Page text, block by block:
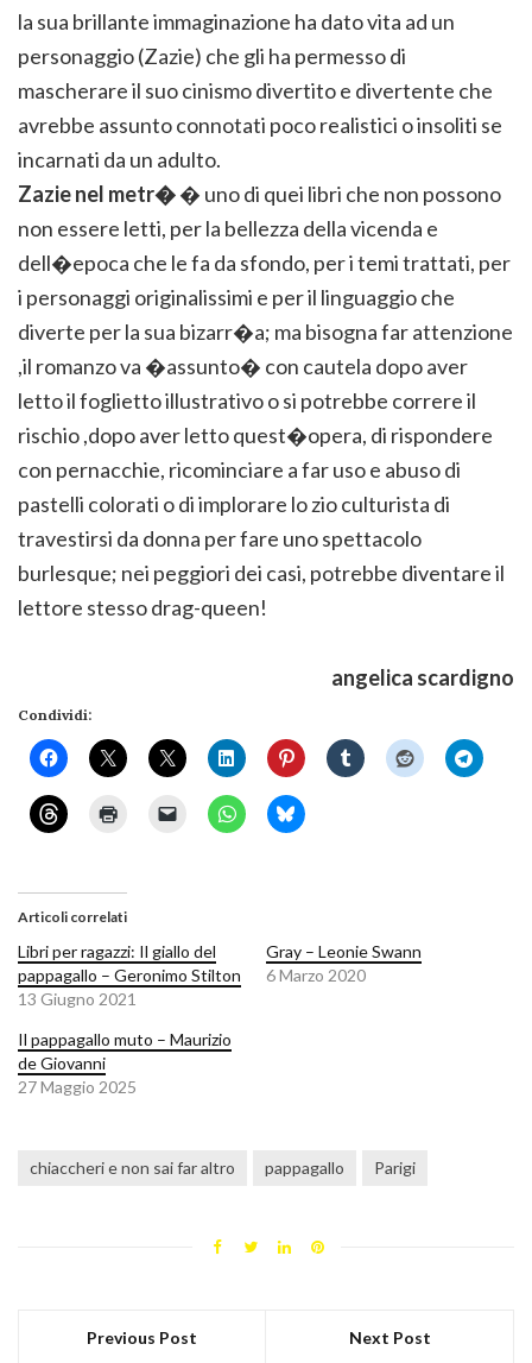
la sua brillante immaginazione ha dato vita ad un
personaggio (Zazie) che gli ha permesso di
mascherare il suo cinismo divertito e divertente che
avrebbe assunto connotati poco realistici o insoliti se
incarnati da un adulto.
Zazie nel metr�� uno di quei libri che non possono
non essere letti, per la bellezza della vicenda e
dell�epoca che le fa da sfondo, per i temi trattati, per
i personaggi originalissimi e per il linguaggio che
diverte per la sua bizarr�a; ma bisogna far attenzione
,il romanzo va �assunto� con cautela dopo aver
letto il foglietto illustrativo o si potrebbe correre il
rischio ,dopo aver letto quest�opera, di rispondere
con pernacchie, ricominciare a far uso e abuso di
pastelli colorati o di implorare lo zio culturista di
travestirsi da donna per fare uno spettacolo
burlesque; nei peggiori dei casi, potrebbe diventare il
lettore stesso drag-queen!
angelica scardigno
Condividi:
Articoli correlati
Libri per ragazzi: Il giallo del
pappagallo – Geronimo Stilton
13 Giugno 2021
Gray – Leonie Swann
6 Marzo 2020
Il pappagallo muto – Maurizio
de Giovanni
27 Maggio 2025
chiaccheri e non sai far altro pappagallo Parigi
Previous Post Next Post